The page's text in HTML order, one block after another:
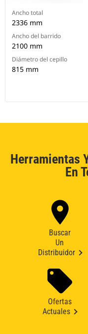
Ancho total
2336 mm
Ancho del barrido
2100 mm
Diámetro del cepillo
815 mm
Herramientas
En
Buscar
Un
Distribuidor
Ofertas
Actuales